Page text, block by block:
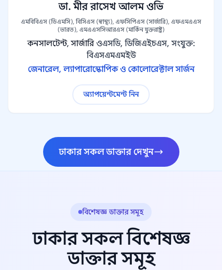
ডা. মীর রাসেখ আলম ওভি
এমবিবিএস (ডিএমসি), বিসিএস (স্বাস্থ্য), এফসিপিএস (সার্জারি), এফএমএএস
(ভারত), এমএএসসিআরএস (মার্কিন যুক্তরাষ্ট্র)
কনসালটেন্ট, সার্জারি ওএসডি, ডিজিএইচএস, সংযুক্ত:
বিএসএমএমইউ
জেনারেল, ল্যাপারোস্কোপিক ও কোলোরেক্টাল সার্জন
অ্যাপয়েন্টমেন্ট নিন
ঢাকার সকল ডাক্তার দেখুন
বিশেষজ্ঞ ডাক্তার সমূহ
ঢাকার সকল বিশেষজ্ঞ
ডাক্তার সমূহ